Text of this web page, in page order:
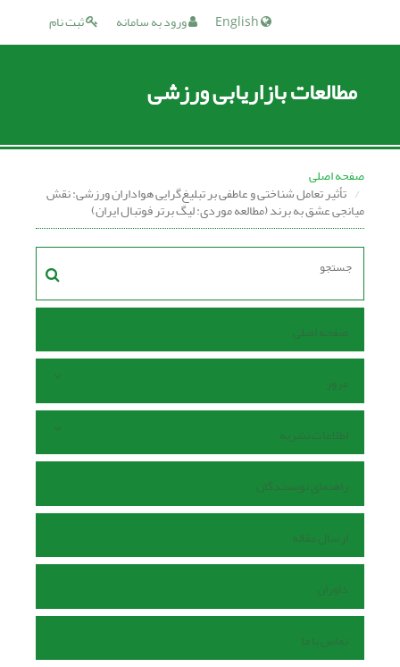
ثبت نام ورود به سامانه
مطالعات بازاریابی ورزشی
صفحه اصلی
تأثیر تعامل شناختی و عاطفی بر تبلیغ‌گرایی هواداران ورزشی: نقش
میانجی عشق به برند (مطالعه موردی: لیگ برتر فوتبال ایران)
صفحه اصلی
مرور
اطلاعات نشریه
راهنمای نویسندگان
ارسال مقاله
داوران
تماس با ما